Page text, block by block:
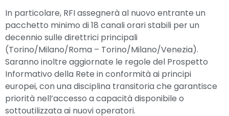
In particolare, RFI assegnerà al nuovo entrante un
pacchetto minimo di 18 canali orari stabili per un
decennio sulle direttrici principali
(Torino/Milano/Roma – Torino/Milano/Venezia).
Saranno inoltre aggiornate le regole del Prospetto
Informativo della Rete in conformità ai principi
europei, con una disciplina transitoria che garantisce
priorità nell’accesso a capacità disponibile o
sottoutilizzata ai nuovi operatori.